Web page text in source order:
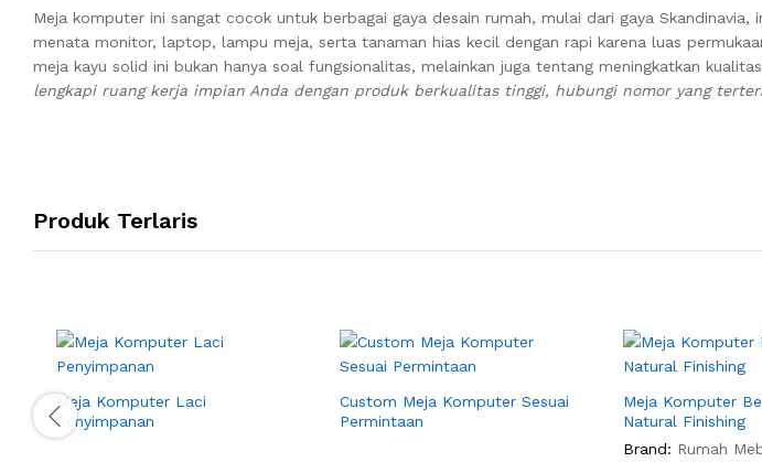
Meja komputer ini sangat cocok untuk berbagai gaya desain rumah, mulai dari gaya
menata monitor, laptop, lampu meja, serta tanaman hias kecil dengan rapi karena luas
meja kayu solid ini bukan hanya soal fungsionalitas, melainkan juga tentang meningkatkan
lengkapi ruang kerja impian Anda dengan produk berkualitas tinggi, hubungi nomor yang
Produk Terlaris
Meja Komputer Laci
Penyimpanan
Custom Meja Komputer Sesuai
Permintaan
Meja Komputer
Natural Finishing
Brand: Rumah